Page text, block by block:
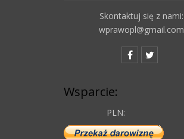
Skontaktuj się z nami:
wprawopl@gmail.com
Wsparcie:
PLN: